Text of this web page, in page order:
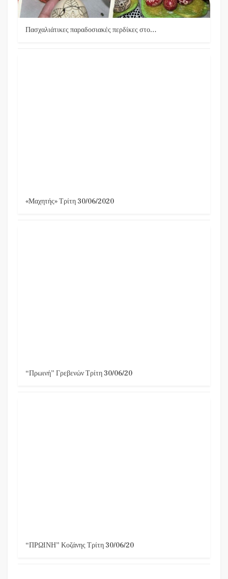
Πασχαλιάτικες παραδοσιακές περδίκες στο…
«Μαχητής» Τρίτη 30/06/2020
“Πρωινή” Γρεβενών Τρίτη 30/06/20
“ΠΡΩΙΝΗ” Κοζάνης Τρίτη 30/06/20